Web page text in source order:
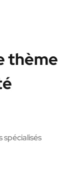
thème